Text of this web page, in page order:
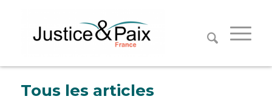
Tous les articles